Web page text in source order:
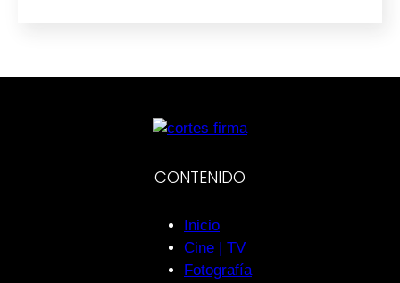
CONTENIDO
Inicio
Cine | TV
Fotografía